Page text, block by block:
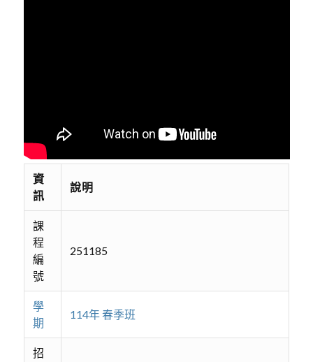
資
訊
說明
課
程
編
號
251185
學
期
114年 春季班
招